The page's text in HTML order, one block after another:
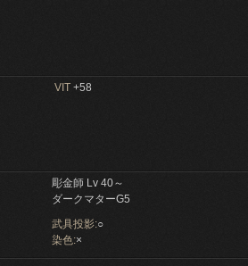
VIT +58
彫金師 Lv 40～
ダークマターG5
武具投影:○
染色:×